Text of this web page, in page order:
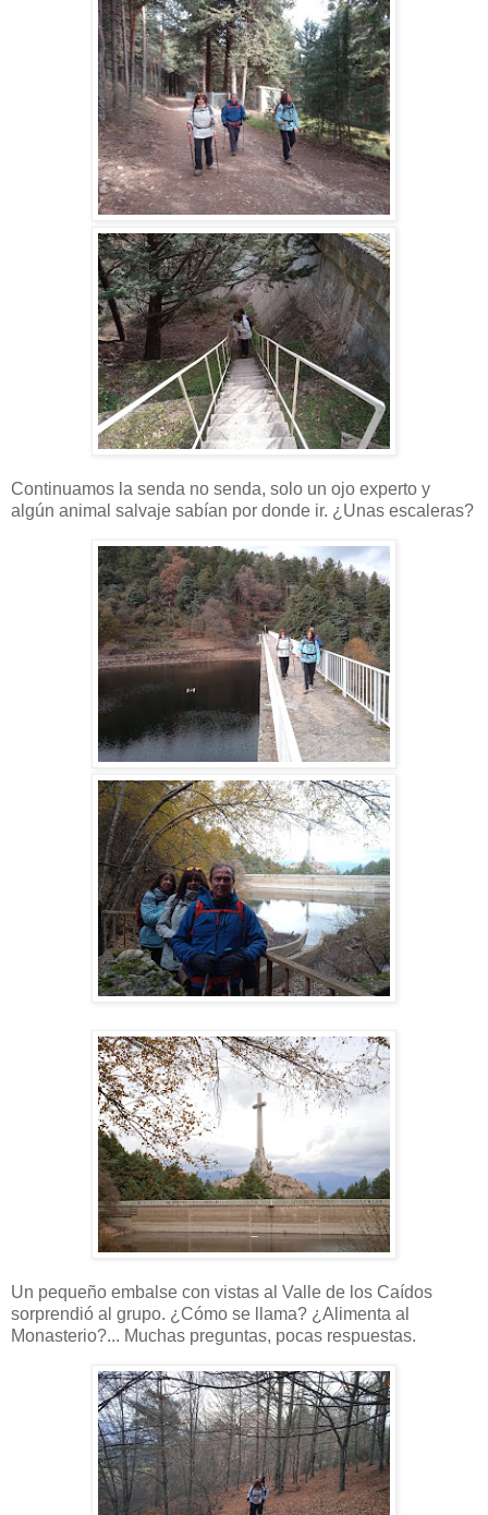
Continuamos la senda no senda, solo un ojo experto y
algún animal salvaje sabían por donde ir. ¿Unas escaleras?
Un pequeño embalse con vistas al Valle de los Caídos
sorprendió al grupo. ¿Cómo se llama? ¿Alimenta al
Monasterio?... Muchas preguntas, pocas respuestas.